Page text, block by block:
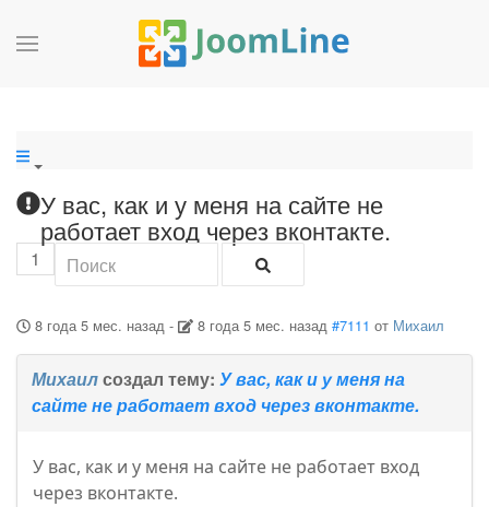
У вас, как и у меня на сайте не
работает вход через вконтакте.
1
8 года 5 мес. назад- 8 года 5 мес. назад #7111 от Михаил
Михаилсоздал тему: У вас, как и у меня на
сайте не работает вход через вконтакте.
У вас, как и у меня на сайте не работает вход
через вконтакте.